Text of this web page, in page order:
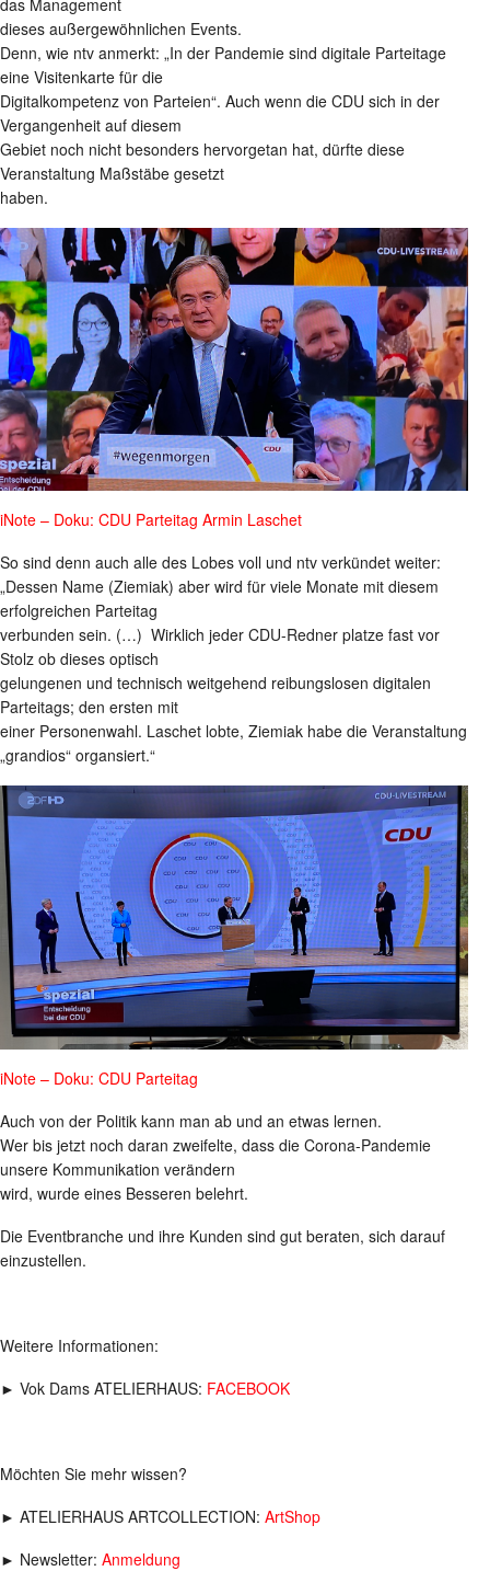
dieses außergewöhnlichen Events.
Denn, wie ntv anmerkt: „In der Pandemie sind digitale Parteitage
eine Visitenkarte für die
Digitalkompetenz von Parteien“. Auch wenn die CDU sich in der
Vergangenheit auf diesem
Gebiet noch nicht besonders hervorgetan hat, dürfte diese
Veranstaltung Maßstäbe gesetzt
haben.
iNote – Doku: CDU Parteitag Armin Laschet
So sind denn auch alle des Lobes voll und ntv verkündet weiter:
„Dessen Name (Ziemiak) aber wird für viele Monate mit diesem
erfolgreichen Parteitag
verbunden sein. (…) Wirklich jeder CDU-Redner platze fast vor
Stolz ob dieses optisch
gelungenen und technisch weitgehend reibungslosen digitalen
Parteitags; den ersten mit
einer Personenwahl. Laschet lobte, Ziemiak habe die Veranstaltung
„grandios“ organsiert.“
iNote – Doku: CDU Parteitag
Auch von der Politik kann man ab und an etwas lernen.
Wer bis jetzt noch daran zweifelte, dass die Corona-Pandemie
unsere Kommunikation verändern
wird, wurde eines Besseren belehrt.
Die Eventbranche und ihre Kunden sind gut beraten, sich darauf
einzustellen.
Weitere Informationen:
► Vok Dams ATELIERHAUS: FACEBOOK
Möchten Sie mehr wissen?
► ATELIERHAUS ARTCOLLECTION: ArtShop
► Newsletter: Anmeldung